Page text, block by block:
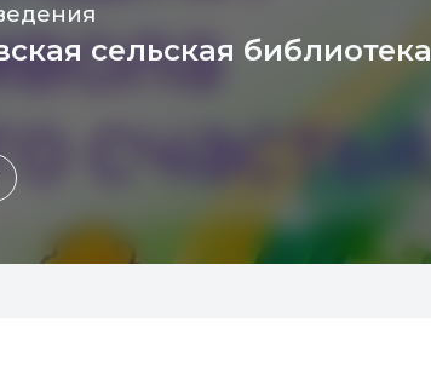
сельская библиотека